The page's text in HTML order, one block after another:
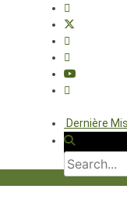
Dernière